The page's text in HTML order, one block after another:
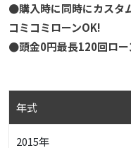
●購入時に同時にカスタ
コミコミローンOK!
●頭金0円最長120回ロー
年式
2015年